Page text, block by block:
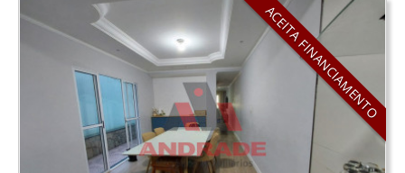
ACEITA FINANCIAMENTO